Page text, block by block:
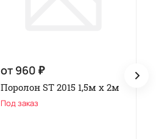
от 960 ₽
Поролон ST 2015 1,5м х 2м
Под заказ